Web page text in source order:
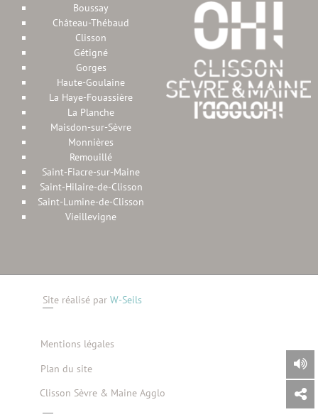
Boussay
Château-Thébaud
Clisson
Gétigné
Gorges
Haute-Goulaine
La Haye-Fouassière
La Planche
Maisdon-sur-Sèvre
Monnières
Remouillé
Saint-Fiacre-sur-Maine
Saint-Hilaire-de-Clisson
Saint-Lumine-de-Clisson
Vieillevigne
Site réalisé par W-Seils
Mentions légales
Plan du site
Clisson Sèvre & Maine Agglo